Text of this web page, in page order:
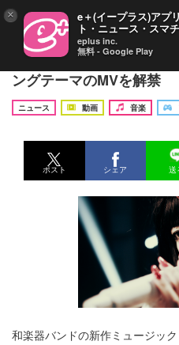
和楽器バンド TVアニメ
ングテーマのMVを解禁
ニュース 動画 音楽
ポスト シェア 送
和楽器バンドの新作ミュージッ
× e＋(イープラス)アプ
ト・ニュース・スマ
eplus inc.
無料 - Google Play